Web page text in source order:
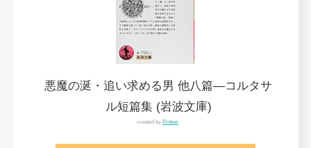
悪魔の涎・追い求める男 他八篇―コルタサ
ル短篇集 (岩波文庫)
created by Rinker